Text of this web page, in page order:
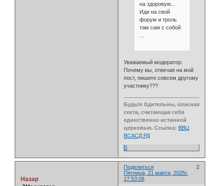
на здоровую...
Иди на свой
форум и троль
там сам с собой
Уважаемый модератор.
Почему вы, отвечая на мой
пост, пишите совсем другому
участнику???
Будьте бдительны, опасная
секта, считающая себя
единственно истинной
церковью. Ссылка: ВВЦ
ВСАСД РД
0
Поделиться
2
Пятница, 21 марта, 2025г.
17:53:08
Назар